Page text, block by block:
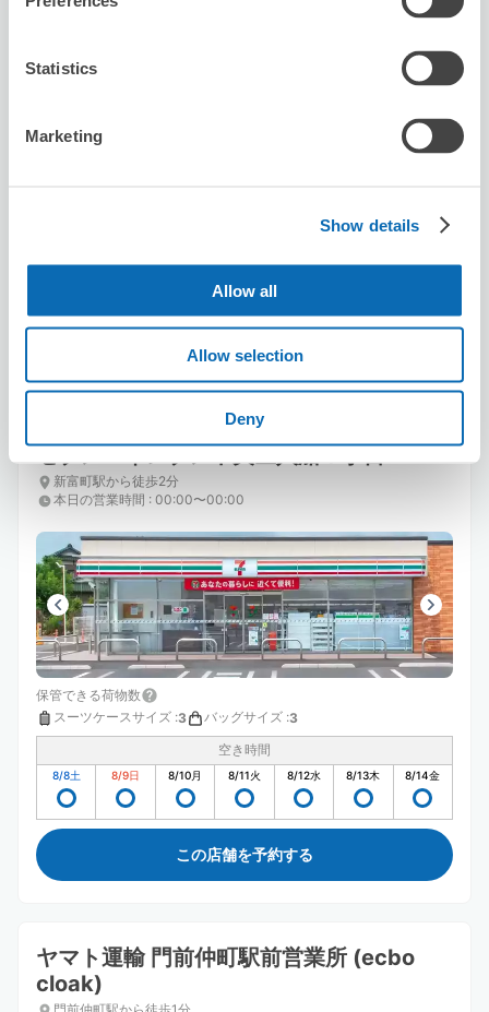
Statistics
Marketing
Show details
Allow all
Allow selection
Deny
この店舗を予約する
セブン－イレブン中央区入船３丁目
新富町駅から徒歩2分
本日の営業時間 : 00:00〜00:00
保管できる荷物数
スーツケースサイズ :3 バッグサイズ :3
空き時間
8/8土 8/9日 8/10月 8/11火 8/12水 8/13木 8/14金
この店舗を予約する
ヤマト運輸 門前仲町駅前営業所 (ecbo
cloak)